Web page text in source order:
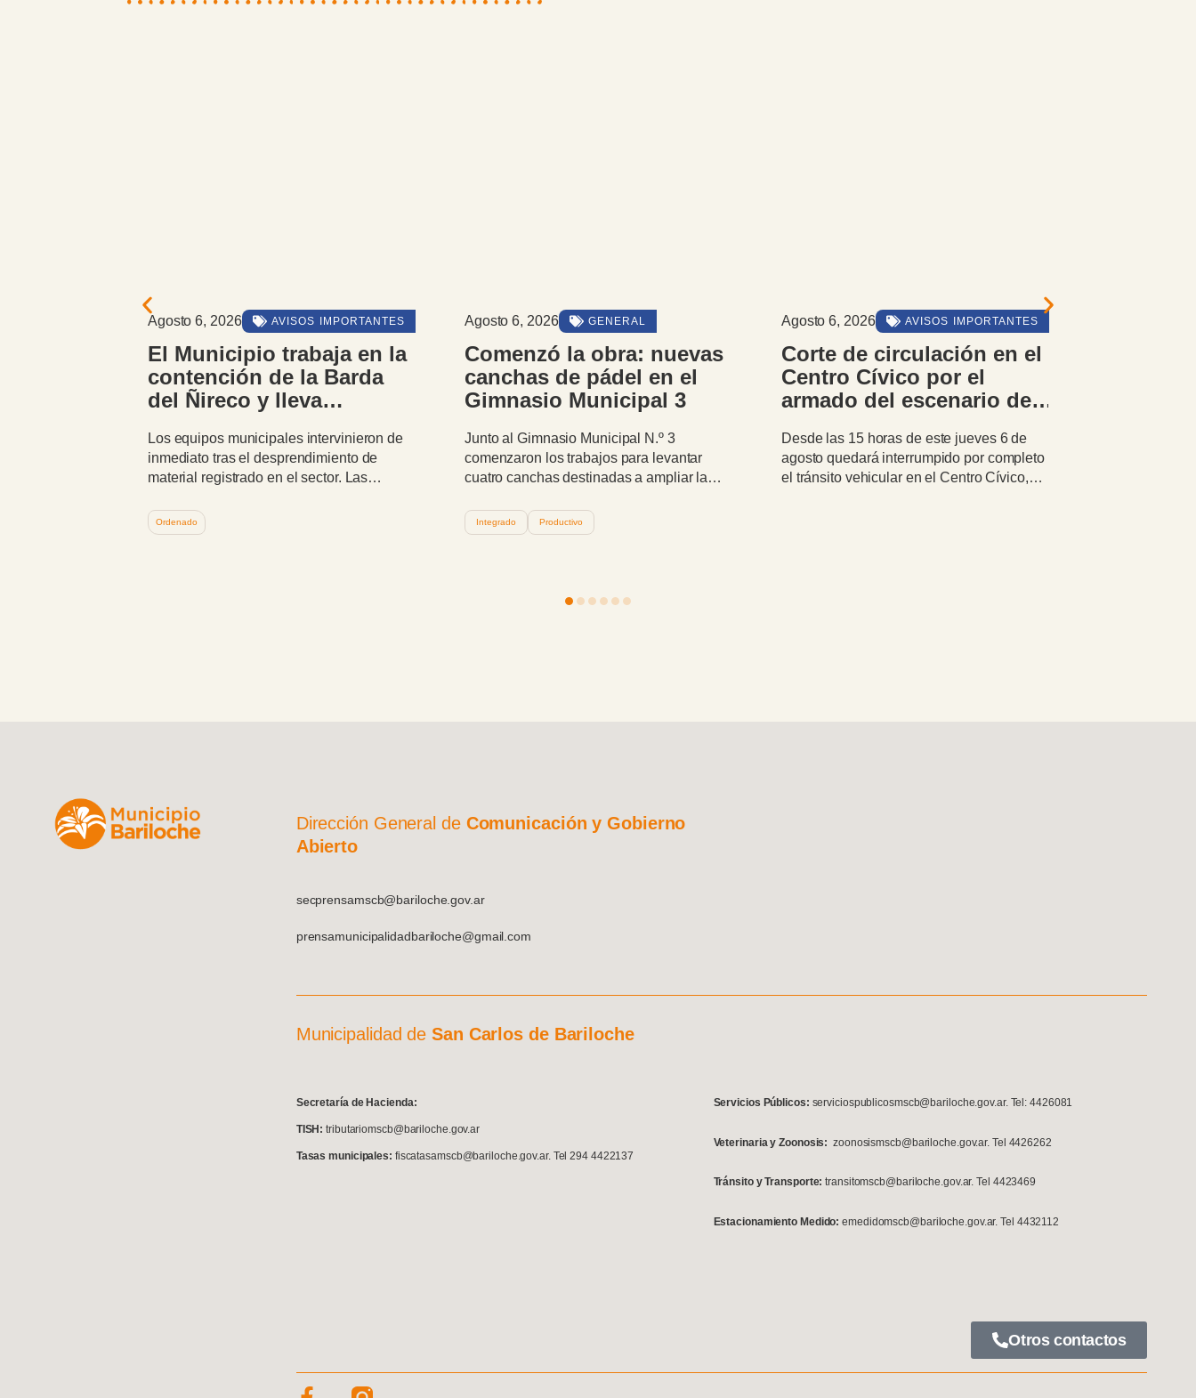
Agosto 6, 2026 AVISOS IMPORTANTES
El Municipio trabaja en la
contención de la Barda
del Ñireco y lleva
Los equipos municipales intervinieron de
inmediato tras el desprendimiento de
material registrado en el sector. Las
la calle permanece firme y que no existe
riesgo para las viviendas cercanas.
Ordenado
Agosto 6, 2026 GENERAL
Comenzó la obra: nuevas
canchas de pádel en el
Gimnasio Municipal 3
Junto al Gimnasio Municipal N.º 3
comenzaron los trabajos para levantar
cuatro canchas destinadas a ampliar la
obra es ejecutada con personal y recursos
municipales.
Integrado Productivo
Agosto 6, 2026 AVISOS IMPORTANTES
Corte de circulación en el
Centro Cívico por el
armado del escenario de
Nieve
Desde las 15 horas de este jueves 6 de
agosto quedará interrumpido por completo
el tránsito vehicular en el Centro Cívico,
Dirección General de Comunicación y Gobierno
Abierto
secprensamscb@bariloche.gov.ar
prensamunicipalidadbariloche@gmail.com
Municipalidad de San Carlos de Bariloche
Secretaría de Hacienda:
TISH: tributariomscb@bariloche.gov.ar
Tasas municipales: fiscatasamscb@bariloche.gov.ar. Tel 294 4422137
Servicios Públicos: serviciospublicosmscb@bariloche.gov.ar. Tel: 4426081
Veterinaria y Zoonosis: zoonosismscb@bariloche.gov.ar. Tel 4426262
Tránsito y Transporte:transitomscb@bariloche.gov.ar. Tel 4423469
Estacionamiento Medido:emedidomscb@bariloche.gov.ar. Tel 4432112
Otros contactos